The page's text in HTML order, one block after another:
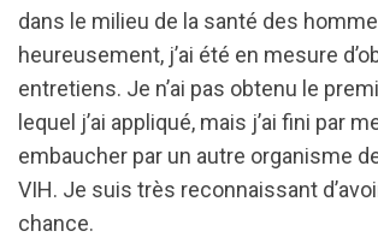
dans le milieu de la santé des
heureusement, j’ai été en mesure
entretiens. Je n’ai pas obtenu le
lequel j’ai appliqué, mais j’ai fini par
embaucher par un autre organisme
VIH. Je suis très reconnaissant
chance.